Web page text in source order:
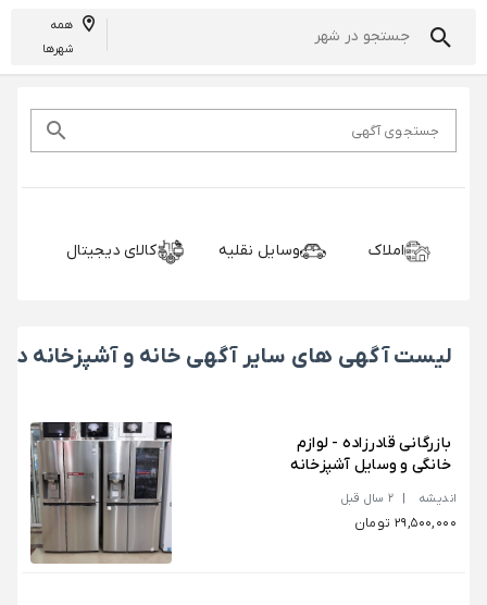
همه
شهرها
جستجوی آگهی
املاک وسایل نقلیه کالای دیجیتال
لیست آگهی های سایر آگهی خانه و آشپزخانه در
بازرگانی قادرزاده - لوازم
خانگی و وسایل آشپزخانه
اندیشه 2 سال قبل
29,500,000 تومان